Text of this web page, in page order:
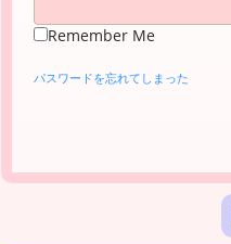
Remember Me
パスワードを忘れてしまった